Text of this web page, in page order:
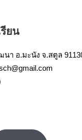
ยน
า อ.มะนัง จ.สตูล